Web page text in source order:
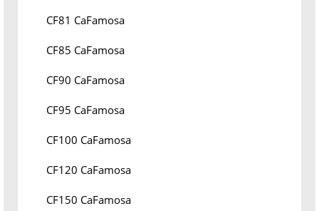
CF81 CaFamosa
CF85 CaFamosa
CF90 CaFamosa
CF95 CaFamosa
CF100 CaFamosa
CF120 CaFamosa
CF150 CaFamosa